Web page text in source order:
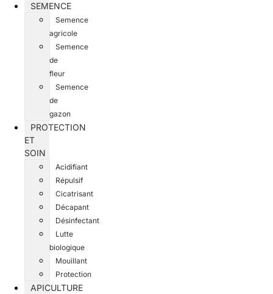
SEMENCE
Semence
agricole
Semence
de
fleur
Semence
de
gazon
PROTECTION
ET
SOIN
Acidifiant
Répulsif
Cicatrisant
Décapant
Désinfectant
Lutte
biologique
Mouillant
Protection
APICULTURE